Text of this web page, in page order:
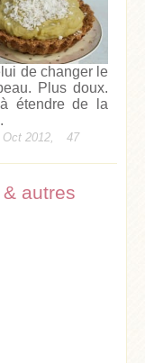
de changer le
Plus doux.
à étendre de la
Oct 2012, 47
autres